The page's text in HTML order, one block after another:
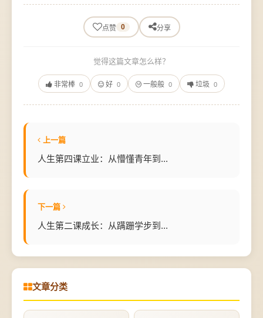
点赞 0 分享
觉得这篇文章怎么样？
非常棒 0 好 0 一般般 0 垃圾 0
上一篇
人生第四课立业：从懵懂青年到...
下一篇
人生第二课成长：从蹒跚学步到...
文章分类